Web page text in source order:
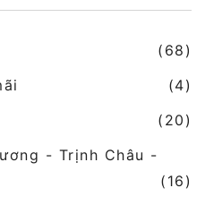
(68)
(4)
(20)
- Trịnh Châu -
(16)